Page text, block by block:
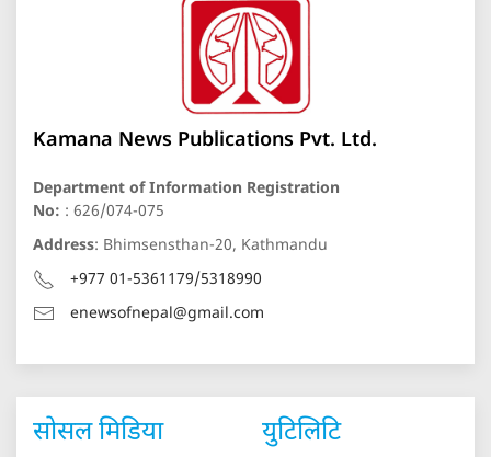
Kamana News Publications Pvt. Ltd.
Department of Information Registration
No: : 626/074-075
Address: Bhimsensthan-20, Kathmandu
+977 01-5361179/5318990
enewsofnepal@gmail.com
सोसल मिडिया युटिलिटि